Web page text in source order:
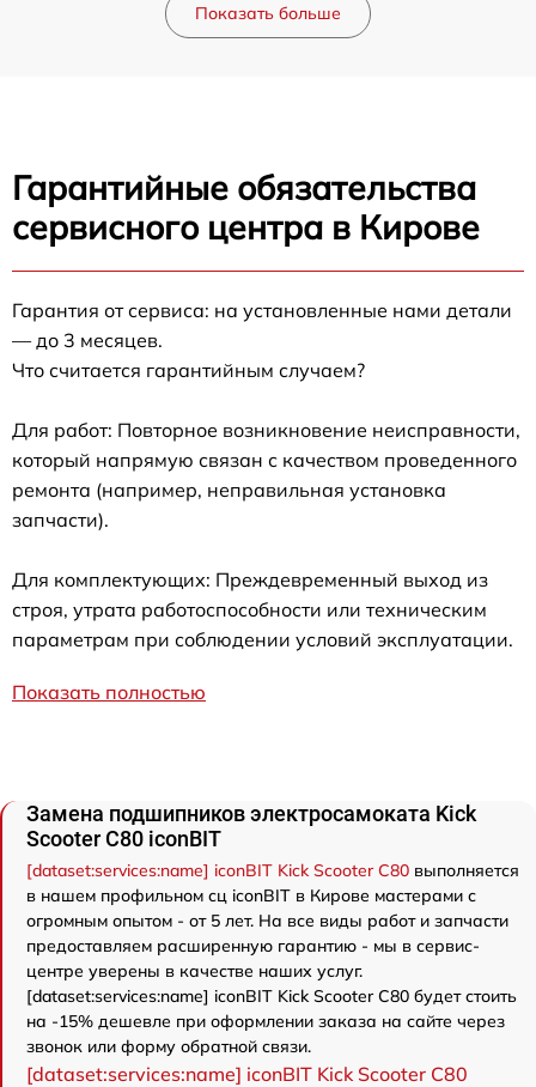
Показать больше
Гарантийные обязательства
сервисного центра в Кирове
Гарантия от сервиса: на установленные нами детали
— до 3 месяцев.
Что считается гарантийным случаем?
Для работ: Повторное возникновение неисправности,
который напрямую связан с качеством проведенного
ремонта (например, неправильная установка
запчасти).
Для комплектующих: Преждевременный выход из
строя, утрата работоспособности или техническим
параметрам при соблюдении условий эксплуатации.
Показать полностью
Замена подшипников электросамоката Kick
Scooter C80 iconBIT
[dataset:services:name] iconBIT Kick Scooter C80 выполняется
в нашем профильном сц iconBIT в Кирове мастерами с
огромным опытом - от 5 лет. На все виды работ и запчасти
предоставляем расширенную гарантию - мы в сервис-
центре уверены в качестве наших услуг.
[dataset:services:name] iconBIT Kick Scooter C80 будет стоить
на -15% дешевле при оформлении заказа на сайте через
звонок или форму обратной связи.
[dataset:services:name] iconBIT Kick Scooter C80